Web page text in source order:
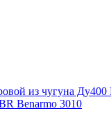
из чугуна
Benarmo 3010